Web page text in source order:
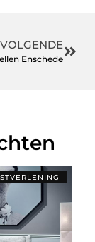
VOLGENDE
Enschede